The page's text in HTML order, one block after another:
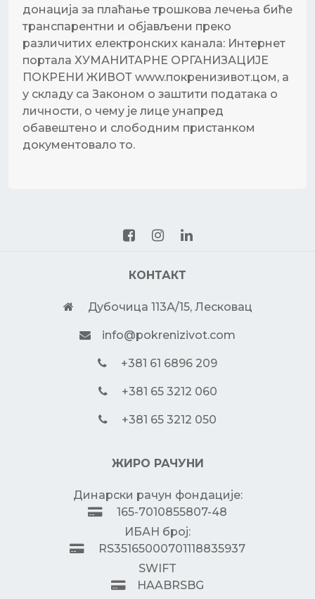
донација за плаћање трошкова лечења биће
транспарентни и објављени преко
различитих електронских канала: Интернет
портала ХУМАНИТАРНЕ ОРГАНИЗАЦИЈЕ
ПОКРЕНИ ЖИВОТ www.покренизивот.цом, а
у складу са Законом о заштити података о
личности, о чему је лице унапред
обавештено и слободним пристанком
документовало то.
КОНТАКТ
Дубочица 113А/15, Лесковац
info@pokrenizivot.com
+381 61 6896 209
+381 65 3212 060
+381 65 3212 050
ЖИРО РАЧУНИ
Динарски рачун фондације:
165-7010855807-48
ИБАН број:
RS35165000701118835937
SWIFT
HAABRSBG